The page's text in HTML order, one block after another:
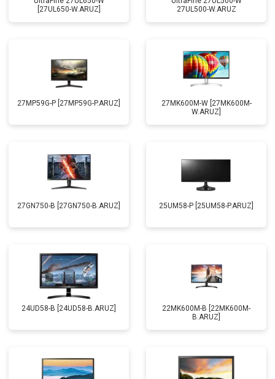
[27UL650-W.ARUZ]
27UL500-W.ARUZ
27MP59G-P [27MP59G-P.ARUZ]
27MK600M-W [27MK600M-
W.ARUZ]
27GN750-B [27GN750-B.ARUZ] 25UM58-P [25UM58-P.ARUZ]
24UD58-B [24UD58-B.ARUZ]
22MK600M-B [22MK600M-
B.ARUZ]